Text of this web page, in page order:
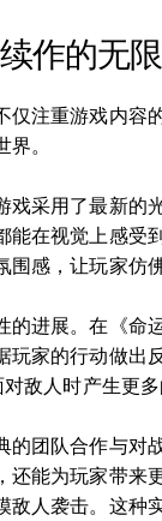
作的无
注重游戏内
。
采用了最新
在视觉上感
感，让玩家仿
进展。在《
家的行动做
敌人时产生更多
团队合作与
能为玩家带
人袭击。这种